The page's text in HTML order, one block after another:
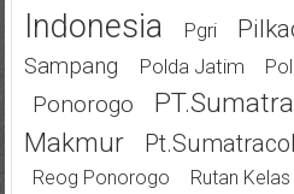
Indonesia
Pgri
Sampang
Polda Jatim
Ponorogo
Makmur
Reog Ponorogo Rutan